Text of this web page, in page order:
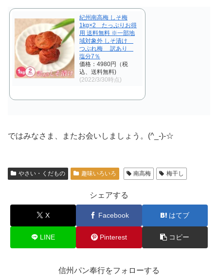
紀州南高梅 しそ梅
1kg×2 たっぷりお得
用 送料無料 ※一部地
域対象外 しそ漬け
つぶれ梅 訳あり
塩分7％
価格：4980円（税
込、送料無料)
(2022/3/30時点)
ではみなさま、またお会いしましょう。(^_-)-☆
やさい・くだもの 趣味いろいろ 南高梅 梅干し
シェアする
X Facebook はてブ
LINE Pinterest コピー
信州パン奉行をフォローする